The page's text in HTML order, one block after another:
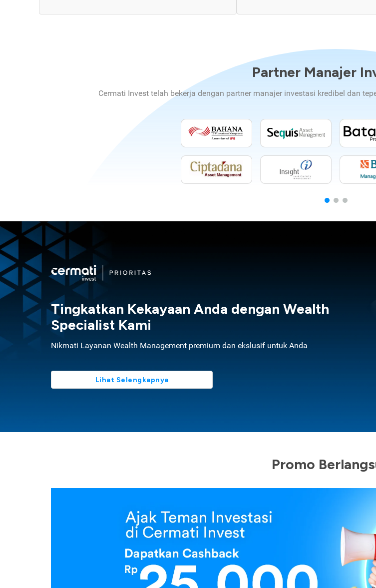
Partner Manajer
Cermati Invest telah bekerja dengan partner manajer investasi kredibel dan
Tingkatkan Kekayaan Anda dengan Wealth
Specialist Kami
Nikmati Layanan Wealth Management premium dan ekslusif untuk Anda
Lihat Selengkapnya
Promo